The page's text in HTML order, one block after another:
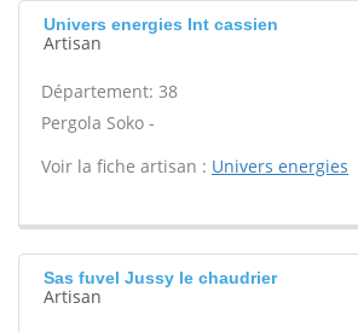
Univers energies Int cassien
Artisan
Département: 38
Pergola Soko -
Voir la fiche artisan : Univers energies
Sas fuvel Jussy le chaudrier
Artisan